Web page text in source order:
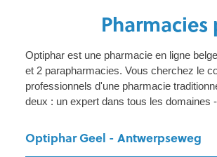
Optiphar est une pharmacie en ligne
et 2 parapharmacies. Vous cherchez le
professionnels d'une pharmacie
deux : un expert dans tous les
Optiphar Geel - Antwerpseweg